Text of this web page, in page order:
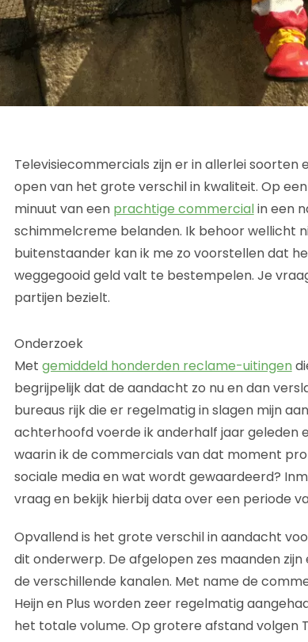
Televisiecommercials zijn er in allerlei
open van het grote verschil in kwaliteit. Op
minuut van een prachtige commercialin een
schimmelcreme belanden. Ik behoor wellicht
buitenstaander kan ik me zo voorstellen dat
weggegooid geld valt te bestempelen. Je
partijen bezielt.
Onderzoek
Met gemiddeld honderden reclame-uitingen
begrijpelijk dat de aandacht zo nu en dan
bureaus rijk die er regelmatig in slagen mijn
achterhoofd voerde ik anderhalf jaar geleden
waarin ik de commercials van dat moment
sociale media en wat wordt gewaardeerd?
vraag en bekijk hierbij data over een periode
Opvallend is het grote verschil in aandacht
dit onderwerp. De afgelopen zes maanden
de verschillende kanalen. Met name de
Heijn en Plus worden zeer regelmatig
het totale volume. Op grotere afstand volgen